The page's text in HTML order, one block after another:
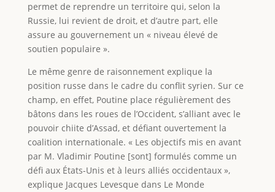
permet de reprendre un territoire qui, selon la
Russie, lui revient de droit, et d’autre part, elle
assure au gouvernement un « niveau élevé de
soutien populaire ».
Le même genre de raisonnement explique la
position russe dans le cadre du conflit syrien. Sur ce
champ, en effet, Poutine place régulièrement des
bâtons dans les roues de l’Occident, s’alliant avec le
pouvoir chiite d’Assad, et défiant ouvertement la
coalition internationale. « Les objectifs mis en avant
par M. Vladimir Poutine [sont] formulés comme un
défi aux États-Unis et à leurs alliés occidentaux »,
explique Jacques Levesque dans Le Monde